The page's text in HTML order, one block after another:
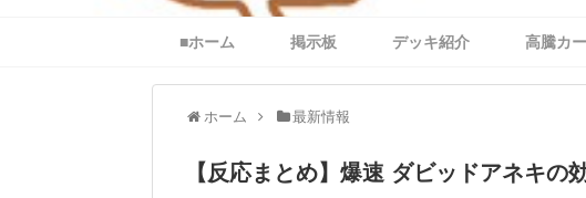
■ホーム 掲示板 デッキ紹介 高騰カ
ホーム 最新情報
【反応まとめ】爆速 ダビッドアネキの